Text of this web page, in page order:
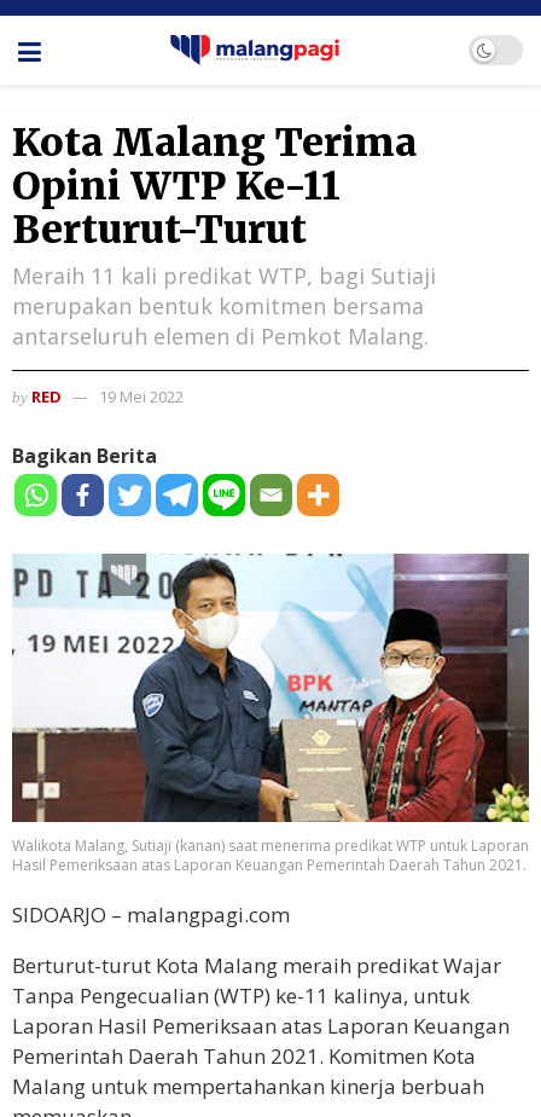
Kota Malang Terima
Opini WTP Ke-11
Berturut-Turut
Meraih 11 kali predikat WTP, bagi Sutiaji
merupakan bentuk komitmen bersama
antarseluruh elemen di Pemkot Malang.
by RED 19 Mei 2022
Bagikan Berita
Walikota Malang, Sutiaji (kanan) saat menerima predikat WTP untuk Laporan
Hasil Pemeriksaan atas Laporan Keuangan Pemerintah Daerah Tahun 2021.
SIDOARJO – malangpagi.com
Berturut-turut Kota Malang meraih predikat Wajar
Tanpa Pengecualian (WTP) ke-11 kalinya, untuk
Laporan Hasil Pemeriksaan atas Laporan Keuangan
Pemerintah Daerah Tahun 2021. Komitmen Kota
Malang untuk mempertahankan kinerja berbuah